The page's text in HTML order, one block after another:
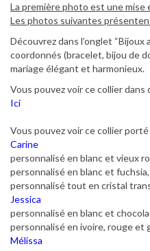
La première photo est une mise
Les photos suivantes
Découvrez dans l’onglet “Bijoux
coordonnés (bracelet, bijou de
mariage élégant et harmonieux.
Vous pouvez voir ce collier
Ici
Vous pouvez voir ce collier
Carine
personnalisé en blanc et vieux
personnalisé en blanc et
personnalisé tout en cristal
Jessica
personnalisé en blanc et
personnalisé en ivoire, rouge et
Mélissa